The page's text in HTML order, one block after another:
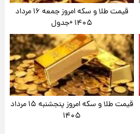
قیمت طلا و سکه امروز جمعه ۱۶ مرداد
۱۴۰۵ +جدول
قیمت طلا و سکه امروز پنجشنبه ۱۵ مرداد
۱۴۰۵